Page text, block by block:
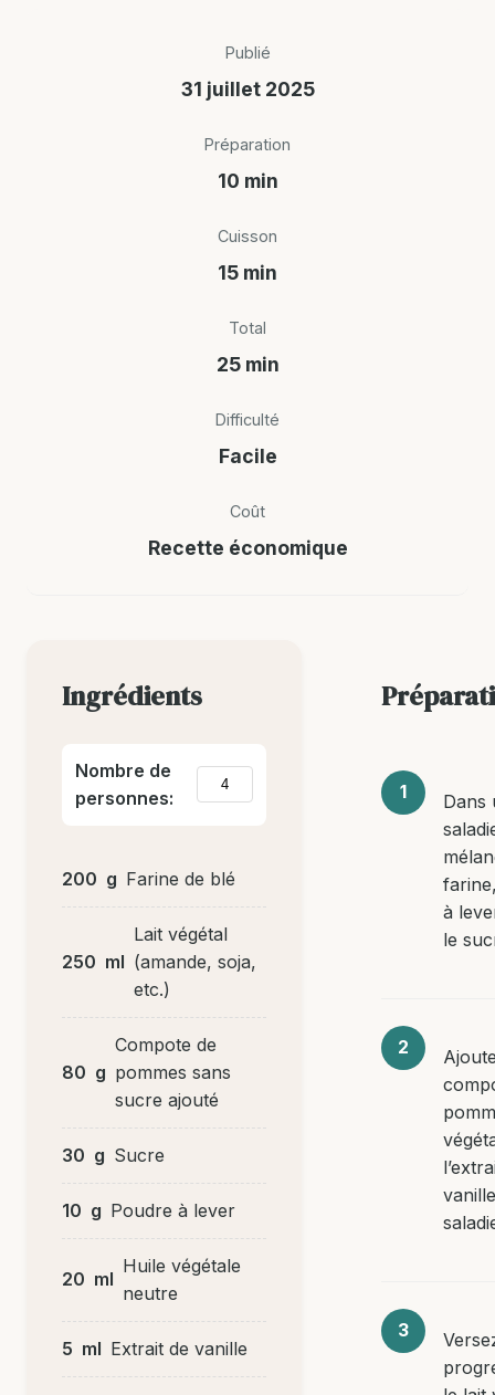
Publié
31 juillet 2025
Préparation
10 min
Cuisson
15 min
Total
25 min
Difficulté
Facile
Coût
Recette économique
Ingrédients
Nombre de
personnes:
200 g Farine de blé
250 ml
Lait végétal
(amande, soja,
etc.)
80 g
Compote de
pommes sans
sucre ajouté
30 g Sucre
10 g Poudre à lever
20 ml
Huile végétale
neutre
5 ml Extrait de vanille
Dans
à
le